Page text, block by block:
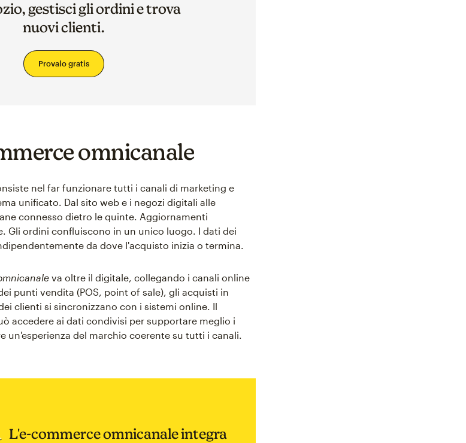
gestisci gli ordini e trova
nuovi clienti.
Provalo gratis
omnicanale
nel far funzionare tutti i canali di marketing e
unificato. Dal sito web e i negozi digitali alle
connesso dietro le quinte. Aggiornamenti
Gli ordini confluiscono in un unico luogo. I dati dei
da dove l'acquisto inizia o termina.
va oltre il digitale, collegando i canali online
punti vendita (POS, point of sale), gli acquisti in
clienti si sincronizzano con i sistemi online. Il
accedere ai dati condivisi per supportare meglio i
un'esperienza del marchio coerente su tutti i canali.
L'e-commerce omnicanale integra